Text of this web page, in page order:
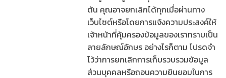
ต้น คุณอาจยกเลิกได้ทุกเมื่อผ่านทาง
เว็บไซต์หรือโดยการแจ้งความประสงค์ให้
เจ้าหน้าที่คุ้มครองข้อมูลของเราทราบเป็น
ลายลักษณ์อักษร อย่างไรก็ตาม โปรดจำ
ไว้ว่าการยกเลิกการเก็บรวบรวมข้อมูล
ส่วนบุคคลหรือถอนความยินยอมในการ